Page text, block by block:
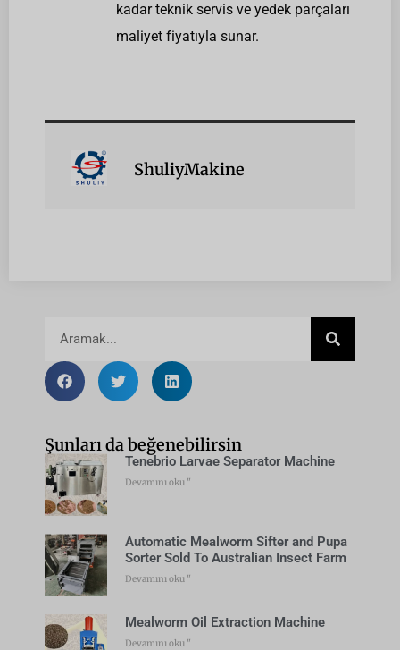
kadar teknik servis ve yedek parçaları
maliyet fiyatıyla sunar.
ShuliyMakine
Şunları da beğenebilirsin
Tenebrio Larvae Separator Machine
Devamını oku "
Automatic Mealworm Sifter and Pupa
Sorter Sold To Australian Insect Farm
Devamını oku "
Mealworm Oil Extraction Machine
Devamını oku "